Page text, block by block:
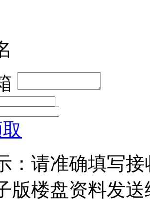
：请准确填写
版楼盘资料发送